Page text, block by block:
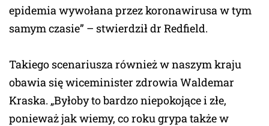
epidemia wywołana przez koronawirusa w tym
samym czasie” – stwierdził dr Redfield.
Takiego scenariusza również w naszym kraju
obawia się wiceminister zdrowia Waldemar
Kraska. „Byłoby to bardzo niepokojące i złe,
ponieważ jak wiemy, co roku grypa także w